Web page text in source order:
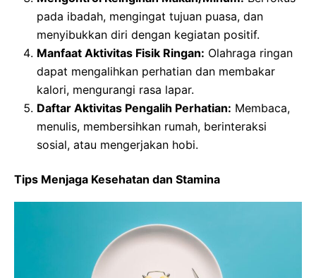
pada ibadah, mengingat tujuan puasa, dan
menyibukkan diri dengan kegiatan positif.
Manfaat Aktivitas Fisik Ringan: Olahraga ringan
dapat mengalihkan perhatian dan membakar
kalori, mengurangi rasa lapar.
Daftar Aktivitas Pengalih Perhatian: Membaca,
menulis, membersihkan rumah, berinteraksi
sosial, atau mengerjakan hobi.
Tips Menjaga Kesehatan dan Stamina